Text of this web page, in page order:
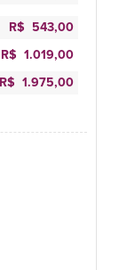
R$ 543,00
R$ 1.019,00
R$ 1.975,00